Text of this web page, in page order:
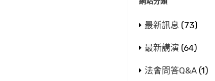
最新訊息 (73)
最新講演 (64)
法會問答Q&A(1)